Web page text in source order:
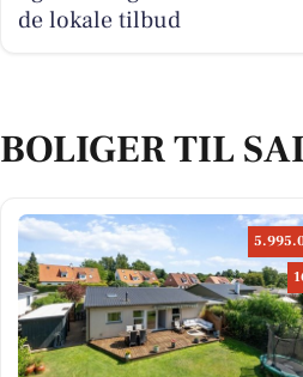
de lokale tilbud
BOLIGER TIL